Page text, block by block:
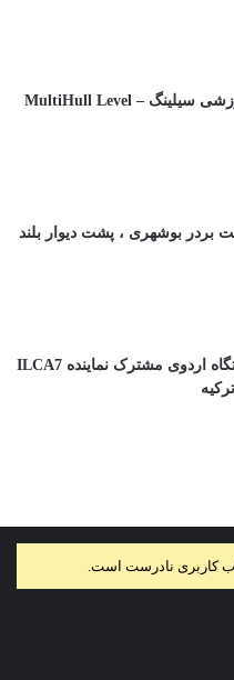
ثبت نام دوره آموزشی سیلینگ – MultiHull Level
بردر بوشهری ، پشت دیوار بلند
فوچا؛ دومین ایستگاه اردوی مشترک نماینده ILCA7
کاربری نادرست است.